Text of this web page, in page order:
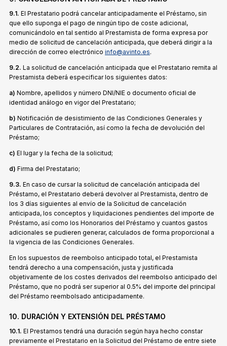
9.1. El Prestatario podrá cancelar anticipadamente el Préstamo, sin
que ello suponga el pago de ningún tipo de coste adicional,
comunicándolo en tal sentido al Prestamista de forma expresa por
medio de solicitud de cancelación anticipada, que deberá dirigir a la
dirección de correo electrónico info@avinto.es.
9.2. La solicitud de cancelación anticipada que el Prestatario remita al
Prestamista deberá especificar los siguientes datos:
a) Nombre, apellidos y número DNI/NIE o documento oficial de
identidad análogo en vigor del Prestatario;
b) Notificación de desistimiento de las Condiciones Generales y
Particulares de Contratación, así como la fecha de devolución del
Préstamo;
c) El lugar y la fecha de la solicitud;
d) Firma del Prestatario;
9.3. En caso de cursar la solicitud de cancelación anticipada del
Préstamo, el Prestatario deberá devolver al Prestamista, dentro de
los 3 días siguientes al envío de la Solicitud de cancelación
anticipada, los conceptos y liquidaciones pendientes del importe de
Préstamo, así como los Honorarios del Préstamo y cuantos gastos
adicionales se pudieren generar, calculados de forma proporcional a
la vigencia de las Condiciones Generales.
En los supuestos de reembolso anticipado total, el Prestamista
tendrá derecho a una compensación, justa y justificada
objetivamente de los costes derivados del reembolso anticipado del
Préstamo, que no podrá ser superior al 0.5% del importe del principal
del Préstamo reembolsado anticipadamente.
10. DURACIÓN Y EXTENSIÓN DEL PRÉSTAMO
10.1. El Prestamos tendrá una duración según haya hecho constar
previamente el Prestatario en la Solicitud del Préstamo de entre siete